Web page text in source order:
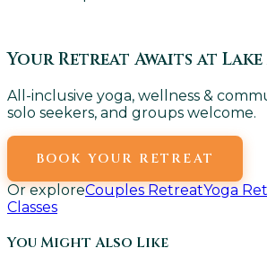
Your Retreat Awaits at
All-inclusive yoga, wellness &
solo seekers, and groups welcome.
BOOK YOUR RETREAT
Or exploreCouples RetreatYoga
Classes
You Might Also Like